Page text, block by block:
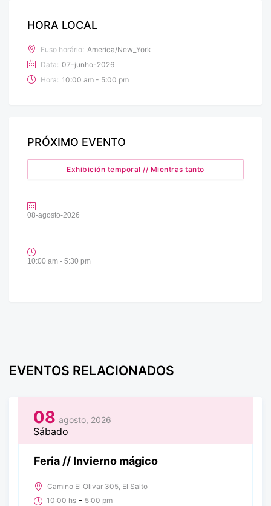
HORA LOCAL
Fuso horário: America/New_York
Data: 07-junho-2026
Hora: 10:00 am - 5:00 pm
PRÓXIMO EVENTO
Exhibición temporal // Mientras tanto
08-agosto-2026
10:00 am - 5:30 pm
EVENTOS RELACIONADOS
08 agosto, 2026
Sábado
Feria // Invierno mágico
Camino El Olivar 305, El Salto
10:00 hs - 5:00 pm